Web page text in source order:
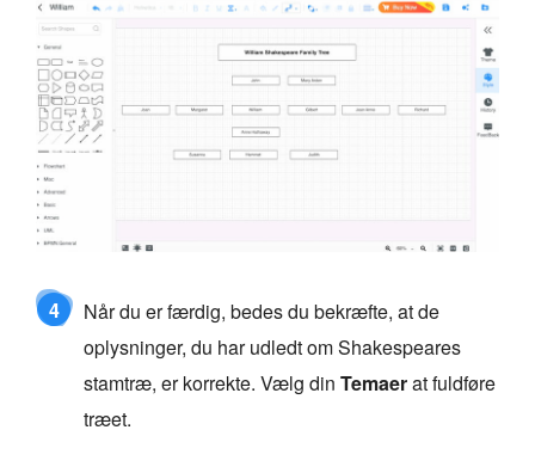
4
Når du er færdig, bedes du bekræfte, at de
oplysninger, du har udledt om Shakespeares
stamtræ, er korrekte. Vælg din Temaerat fuldføre
træet.